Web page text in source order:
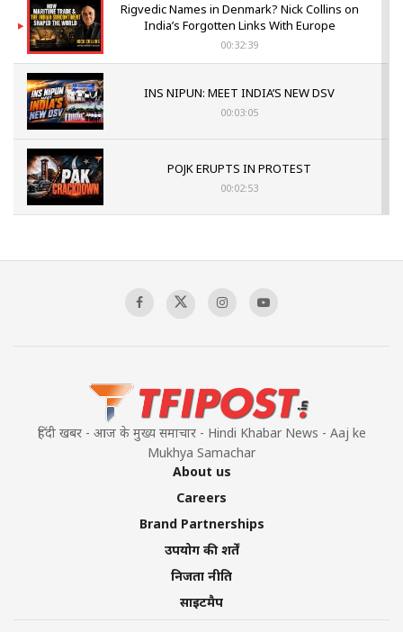
Rigvedic Names in Denmark? Nick Collins on
India’s Forgotten Links With Europe
00:32:39
INS NIPUN: MEET INDIA’S NEW DSV
00:03:05
POJK ERUPTS IN PROTEST
00:02:53
Sagar
हिंदी खबर - आज के मुख्य समाचार - Hindi Khabar News - Aaj ke
Mukhya Samachar
About us
Careers
Brand Partnerships
उपयोग की शर्तें
निजता नीति
साइटमैप